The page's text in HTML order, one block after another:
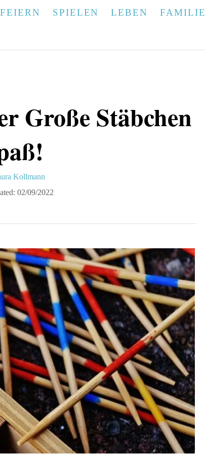
FEIERN SPIELEN LEBEN FAMILIE
Große Stäbchen
Kollmann
02/09/2022